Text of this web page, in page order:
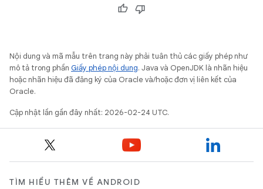
Nội dung và mã mẫu trên trang này phải tuân thủ các giấy phép như
mô tả trong phần Giấy phép nội dung. Java và OpenJDK là nhãn hiệu
hoặc nhãn hiệu đã đăng ký của Oracle và/hoặc đơn vị liên kết của
Oracle.
Cập nhật lần gần đây nhất: 2026-02-24 UTC.
TÌM HIỂU THÊM VỀ ANDROID